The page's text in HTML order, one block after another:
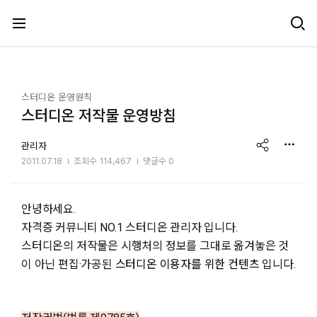
스터디온 운영원칙
스터디온 저작물 운영방침
관리자
2011.07.18 조회수 114,467 댓글수 0
share
안녕하세요.
자격증 커뮤니티 NO.1 스터디온 관리자 입니다.
스터디온의 저작물은 시행처의 정보를 그대로 옮겨놓은 것
이 아닌 편집·가공된 스터디온 이용자를 위한 컨텐츠 입니다.